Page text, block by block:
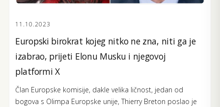
11.10.2023
Europski birokrat kojeg nitko ne zna, niti ga je
izabrao, prijeti Elonu Musku i njegovoj
platformi X
Član Europske komisije, dakle velika ličnost, jedan od
bogova s Olimpa Europske unije, Thierry Breton poslao je